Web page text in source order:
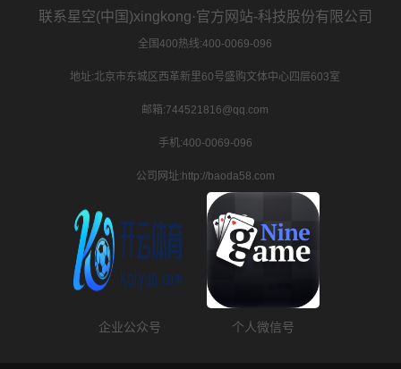
联系星空(中国)xingkong·官方网站-科技股份有限公司
全国400热线:400-0069-096
地址:北京市东城区西革新里60号盛购文体中心四层603室
邮箱:744521816@qq.com
手机:400-0069-096
公司网址:http://baoda58.com
企业公众号 个人微信号